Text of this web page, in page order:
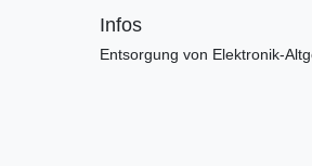
Infos
Entsorgung von Elektronik-